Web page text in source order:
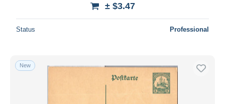
± $3.47
Status Professional
New